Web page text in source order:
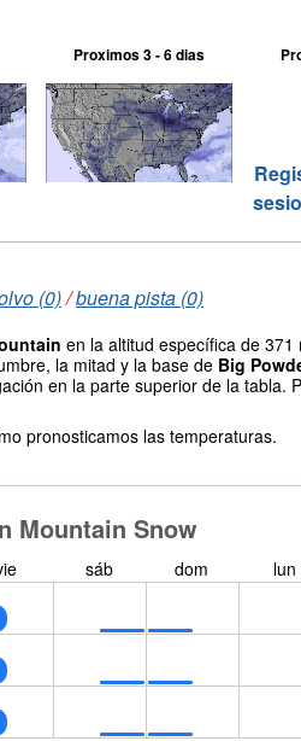
Proximos 3 - 6 dias
(0)/buena pista (0)
en la altitud específica de 371
la mitad y la base de Big
en la parte superior de la tabla.
pronosticamos las temperaturas.